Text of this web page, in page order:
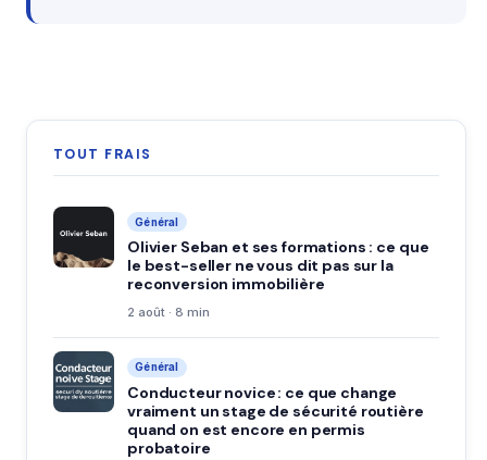
TOUT FRAIS
Général
Olivier Seban et ses formations : ce que
le best-seller ne vous dit pas sur la
reconversion immobilière
2 août · 8 min
Général
Conducteur novice : ce que change
vraiment un stage de sécurité routière
quand on est encore en permis
probatoire